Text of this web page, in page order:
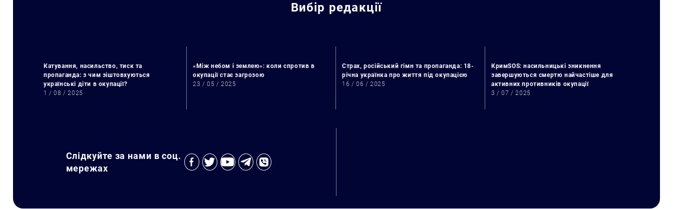
Вибір редакції
Катування, насильство, тиск та
пропаганда: з чим зіштовхуються
українські діти в окупації?
1 / 08 / 2025
«Між небом і землею»: коли спротив в
окупації стає загрозою
23 / 05 / 2025
Страх, російський гімн та пропаганда: 18-
річна українка про життя під окупацією
16 / 06 / 2025
КримSOS: насильницькі зникнення
завершуються смертю найчастіше для
активних противників окупації
3 / 07 / 2025
Слідкуйте за нами в соц.
мережах